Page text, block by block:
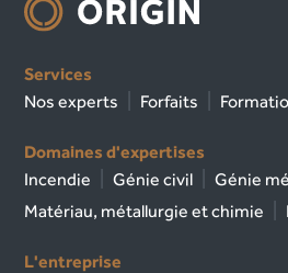
Services
Nos experts
Forfaits
Domaines d'expertises
Incendie
Génie civil
Génie
Matériau, métallurgie et chimie
L'entreprise